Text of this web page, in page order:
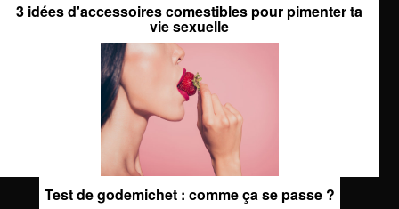
3 idées d'accessoires comestibles pour pimenter ta
vie sexuelle
Test de godemichet : comme ça se passe ?